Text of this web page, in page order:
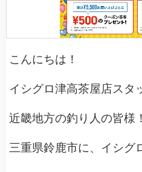
こんにちは！
イシグロ津高茶屋店スタ
近畿地方の釣り人の皆様！
三重県鈴鹿市に、イシグ